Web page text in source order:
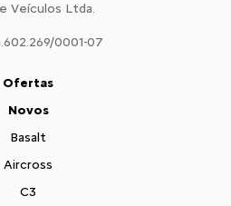
Veículos Ltda.
0001-07
Ofertas
Novos
Basalt
Aircross
C3